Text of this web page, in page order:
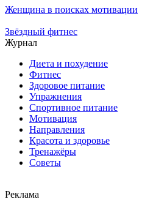
Женщина в поисках мотивации
Звёздный фитнес
Журнал
Диета и похудение
Фитнес
Здоровое питание
Упражнения
Спортивное питание
Мотивация
Направления
Красота и здоровье
Тренажёры
Советы
Реклама